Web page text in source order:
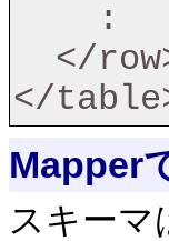
Mapper
スキーマ